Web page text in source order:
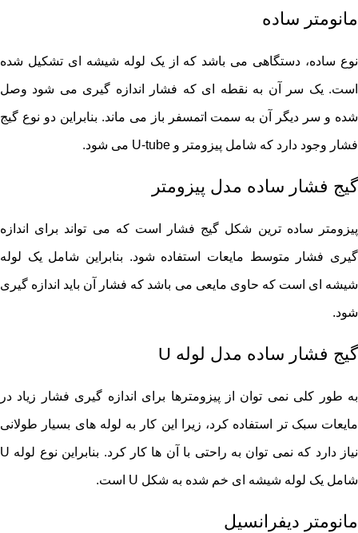
مانومتر ساده
نوع ساده، دستگاهی می باشد که از یک لوله شیشه ای تشکیل شده
است. یک سر آن به نقطه ای که فشار اندازه گیری می شود وصل
شده و سر دیگر آن به سمت اتمسفر باز می ماند. بنابراین دو نوع گیج
فشار وجود دارد که شامل پیزومتر و U-tube می شود.
گیج فشار ساده مدل پیزومتر
پیزومتر ساده ترین شکل گیج فشار است که می تواند برای اندازه
گیری فشار متوسط مایعات استفاده شود. بنابراین شامل یک لوله
شیشه ای است که حاوی مایعی می باشد که فشار آن باید اندازه گیری
شود.
گیج فشار ساده مدل لوله U
به طور کلی نمی توان از پیزومترها برای اندازه گیری فشار زیاد در
مایعات سبک تر استفاده کرد، زیرا این کار به لوله های بسیار طولانی
نیاز دارد که نمی توان به راحتی با آن ها کار کرد. بنابراین نوع لوله U
شامل یک لوله شیشه ای خم شده به شکل U است.
مانومتر دیفرانسیل